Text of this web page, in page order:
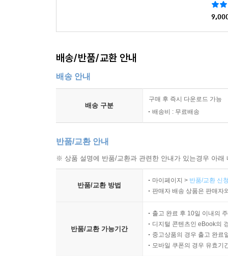
배송/반품/교환 안내
배송 안내
배송 구분
구매 후 즉시 다운로드 가능
배송비 : 무료배송
반품/교환 안내
※ 상품 설명에 반품/교환과 관련한 안내가 있는경우 아
반품/교환 방법
마이페이지 > 반품/교환 신
판매자 배송 상품은 판매자
반품/교환 가능기간
출고 완료 후 10일 이내의
디지털 콘텐츠인 eBook의
중고상품의 경우 출고 완료
모바일 쿠폰의 경우 유효기